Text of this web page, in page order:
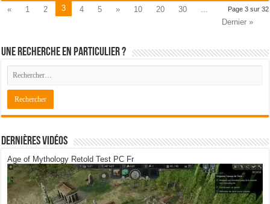
Page 3 sur 32
« 1 2 3 4 5 » 10 20 30
Dernier »
Une recherche en particulier ?
Dernières Vidéos
Age of Mythology Retold Test PC Fr